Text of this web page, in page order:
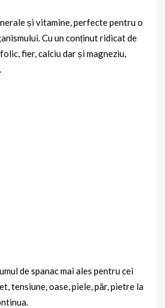
și vitamine, perfecte pentru o
Cu un conținut ridicat de
fier, calciu dar și magneziu,
de spanac mai ales pentru cei
tensiune, oase, piele, păr, pietre la